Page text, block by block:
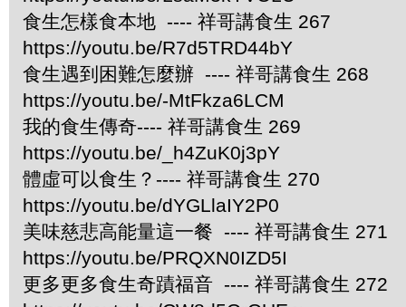
食生怎樣食本地 ---- 祥哥講食生 267
https://youtu.be/R7d5TRD44bY
食生遇到困難怎麼辦 ---- 祥哥講食生 268
https://youtu.be/-MtFkza6LCM
我的食生傳奇---- 祥哥講食生 269
https://youtu.be/_h4ZuK0j3pY
體虛可以食生？---- 祥哥講食生 270
https://youtu.be/dYGLlaIY2P0
美味慈悲高能量這一餐 ---- 祥哥講食生 271
https://youtu.be/PRQXN0IZD5I
更多更多食生奇蹟福音 ---- 祥哥講食生 272